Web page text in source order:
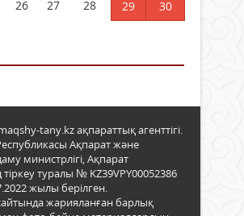
26 27 28 29
30
tany.kz ақпараттық агенттігі.
Ақпарат және
министрлігі, Ақпарат
тіркеу туралы № KZ39VPY00052386
жылы берілген.
жарияланған барлық